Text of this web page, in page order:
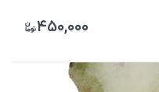
۴۵۰,۰۰۰